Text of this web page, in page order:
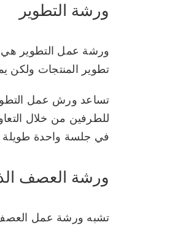
ورشة التطوير
ورشة عمل التطوير
تطوير المنتجات ولكن
تساعد ورش عمل
للطرفين من خلال
في جلسة واحدة طويلة
ورشة العصف
تشبه ورشة عمل العصف